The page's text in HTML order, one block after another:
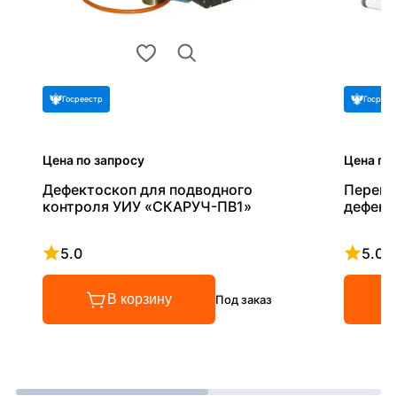
Госреестр
Цена по запросу
Дефектоскоп для подводного
контроля УИУ «СКАРУЧ-ПВ1»
5.0
Рейтинг 5 из 5
В корзину Под заказ
Цена по
5.0